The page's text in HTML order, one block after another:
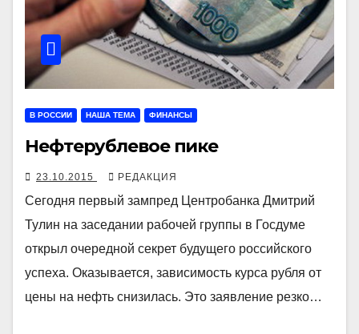
В РОССИИ НАША ТЕМА ФИНАНСЫ
Нефтерублевое пике
23.10.2015 РЕДАКЦИЯ
Сегодня первый зампред Центробанка Дмитрий
Тулин на заседании рабочей группы в Госдуме
открыл очередной секрет будущего российского
успеха. Оказывается, зависимость курса рубля от
цены на нефть снизилась. Это заявление резко…